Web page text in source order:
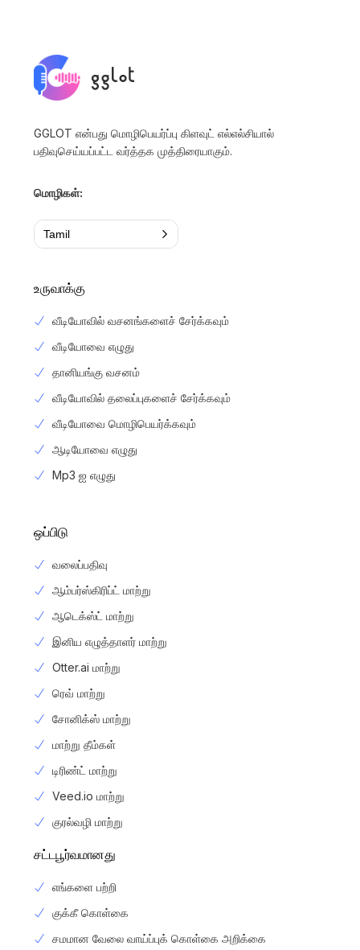
GGLOT என்பது மொழிபெயர்ப்பு கிளவுட் எல்எல்சியால்
பதிவுசெய்யப்பட்ட வர்த்தக முத்திரையாகும்.
மொழிகள்:
Tamil
உருவாக்கு
வீடியோவில் வசனங்களைச் சேர்க்கவும்
வீடியோவை எழுது
தானியங்கு வசனம்
வீடியோவில் தலைப்புகளைச் சேர்க்கவும்
வீடியோவை மொழிபெயர்க்கவும்
ஆடியோவை எழுது
Mp3 ஐ எழுது
ஒப்பிடு
வலைப்பதிவு
ஆம்பர்ஸ்கிரிப்ட் மாற்று
ஆடெக்ஸ்ட் மாற்று
இனிய எழுத்தாளர் மாற்று
Otter.ai மாற்று
ரெவ் மாற்று
சோனிக்ஸ் மாற்று
மாற்று தீம்கள்
டிரிண்ட் மாற்று
Veed.io மாற்று
குரல்வழி மாற்று
சட்டபூர்வமானது
எங்களை பற்றி
குக்கீ கொள்கை
சமமான வேலை வாய்ப்புக் கொள்கை அறிக்கை